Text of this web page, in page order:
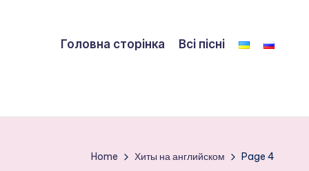
Головна сторінка Всі пісні
Home Хиты на английском Page 4